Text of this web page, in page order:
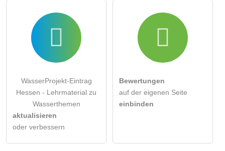
WasserProjekt-Eintrag
Hessen - Lehrmaterial zu
Wasserthemen
aktualisieren
oder verbessern
Bewertungen
auf der eigenen Seite
einbinden